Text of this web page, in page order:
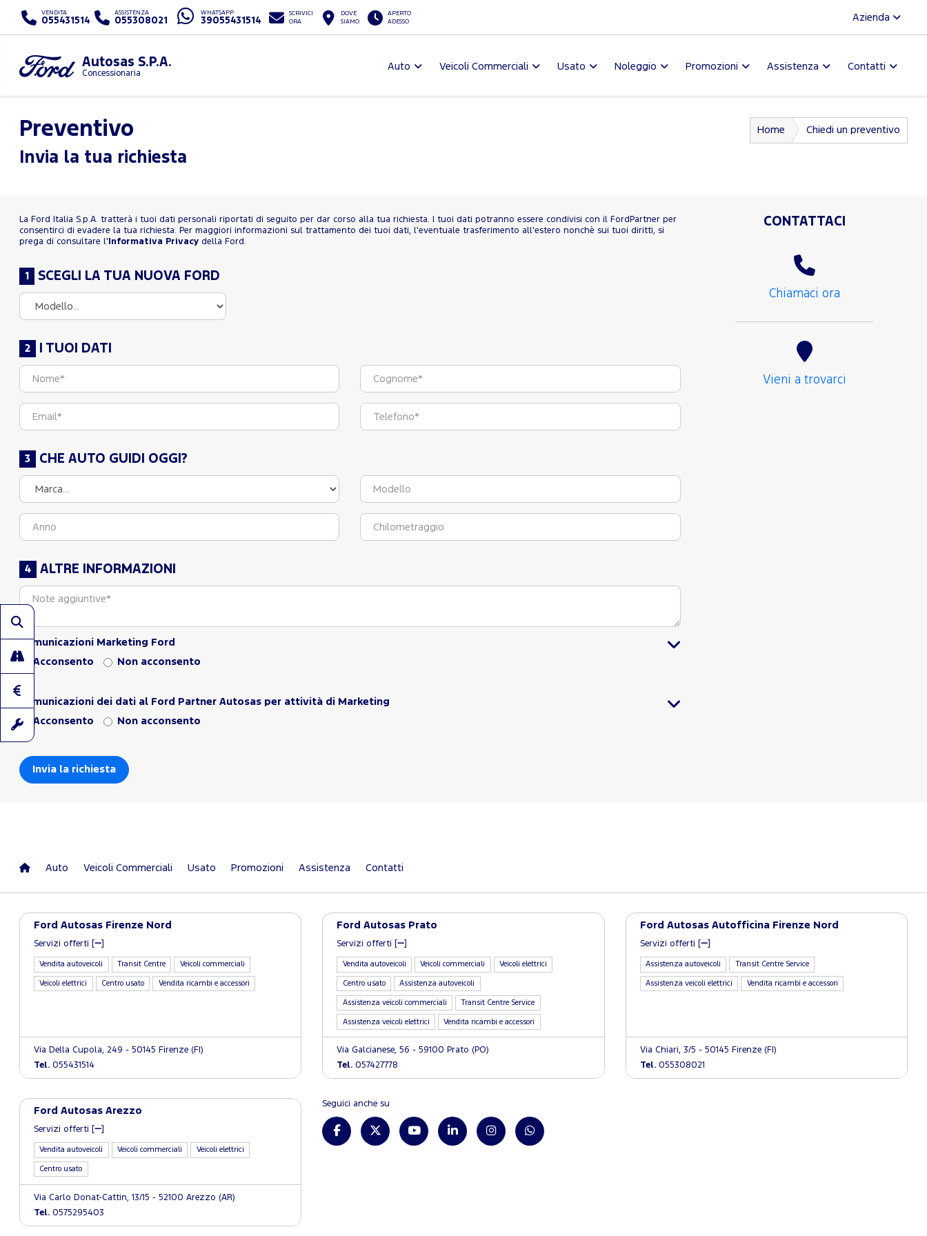
VENDITA
055431514
ASSISTENZA
055308021
WHATSAPP
39055431514
SCRIVICI
ORA
DOVE
SIAMO
APERTO
ADESSO
Azienda
Autosas S.P.A.
Concessionaria
Auto Veicoli Commerciali Usato Noleggio Promozioni Assistenza Contatti
Preventivo
Invia la tua richiesta
Home Chiedi un preventivo
La Ford Italia S.p.A. tratterà i tuoi dati personali riportati di seguito per dar corso alla tua richiesta. I tuoi dati potranno essere condivisi con il FordPartner per
consentirci di evadere la tua richiesta. Per maggiori informazioni sul trattamento dei tuoi dati, l'eventuale trasferimento all'estero nonchè sui tuoi diritti, si
prega di consultare l' Informativa Privacy della Ford.
SCEGLI LA TUA NUOVA FORD
I TUOI DATI
CHE AUTO GUIDI OGGI?
ALTRE INFORMAZIONI
Comunicazioni Marketing Ford
Acconsento Non acconsento
Comunicazioni dei dati al Ford Partner Autosas per attività di Marketing
Acconsento Non acconsento
CONTATTACI
Chiamaci ora
Vieni a trovarci
Auto Veicoli Commerciali Usato Promozioni Assistenza Contatti
Ford Autosas Firenze Nord
Servizi offerti [
Vendita autoveicoli Transit Centre Veicoli commerciali
Veicoli elettrici Centro usato Vendita ricambi e accessori
Via Della Cupola, 249 - 50145 Firenze (FI)
Tel. 055431514
Ford Autosas Prato
Servizi offerti [
Vendita autoveicoli Veicoli commerciali Veicoli elettrici
Centro usato Assistenza autoveicoli
Assistenza veicoli commerciali Transit Centre Service
Assistenza veicoli elettrici Vendita ricambi e accessori
Via Galcianese, 56 - 59100 Prato (PO)
Tel. 057427778
Ford Autosas Autofficina Firenze Nord
Servizi offerti [ ]
Assistenza autoveicoli Transit Centre Service
Assistenza veicoli elettrici Vendita ricambi e accessori
Via Chiari, 3/5 - 50145 Firenze (FI)
Tel.055308021
Ford Autosas Arezzo
Servizi offerti [
Vendita autoveicoli Veicoli commerciali Veicoli elettrici
Centro usato
Via Carlo Donat-Cattin, 13/15 - 52100 Arezzo (AR)
Tel. 0575295403
Seguici anche su